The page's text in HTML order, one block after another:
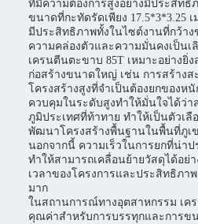
ที่มีความต้องการสูงอย่างมีประสิทธิ
ขนาดที่กะทัดรัดเพียง 17.5*3*3.25
มีประสิทธิภาพทั้งในไซต์งานที่กว้าง
ความคล่องตัวและความมั่นคงเป็นเ
เครนตีนตะขาบ 85T เหมาะอย่างยิ่
ก่อสร้างขนาดใหญ่ เช่น การสร้างส
โครงสร้างสูงที่จำเป็นต้องยกของห
ควบคุมในระดับสูงทำให้มั่นใจได้ว่า
ภูมิประเทศที่ท้าทาย ทำให้เป็นตัวเลื
พัฒนาโครงสร้างพื้นฐานในพื้นที่ภูเ
นอกจากนี้ ความเร็วในการยกที่น่าป
ทำให้สามารถเคลื่อนย้ายวัสดุได้อย่
เวลาของโครงการและประสิทธิภา
มาก
ในสถานการณ์ทางอุตสาหกรรม เค
คุณค่าสำหรับการบรรทุกและการ